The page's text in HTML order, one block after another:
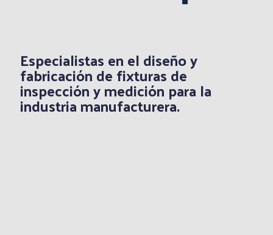
Especialistas en el diseño y
fabricación de fixturas de
inspección y medición para la
industria manufacturera.